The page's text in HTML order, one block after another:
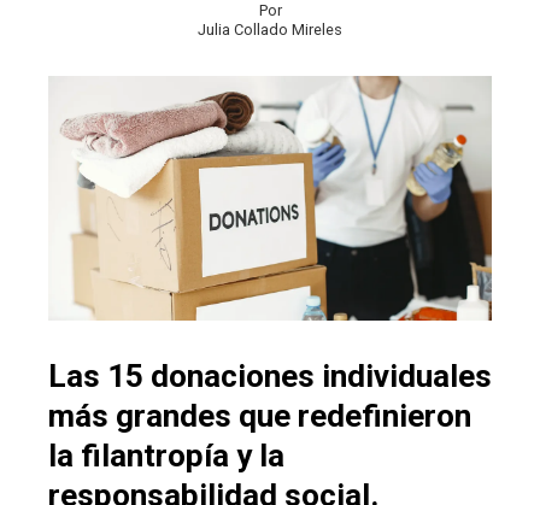
Por
Julia Collado Mireles
Las 15 donaciones individuales
más grandes que redefinieron
la filantropía y la
responsabilidad social.